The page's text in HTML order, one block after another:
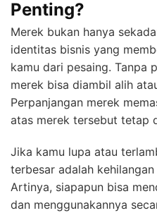
Penting?
Merek bukan hanya
identitas bisnis yang
kamu dari pesaing. Tanpa
merek bisa diambil alih
Perpanjangan merek
atas merek tersebut tetap
Jika kamu lupa atau
terbesar adalah kehilangan
Artinya, siapapun bisa
dan menggunakannya